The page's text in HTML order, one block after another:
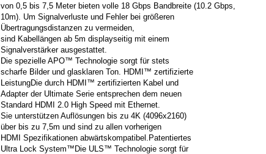
von 0,5 bis 7,5 Meter bieten volle 18 Gbps Bandbreite (10.2 Gbps,
10m). Um Signalverluste und Fehler bei größeren
Übertragungsdistanzen zu vermeiden,
sind Kabellängen ab 5m displayseitig mit einem
Signalverstärker ausgestattet.
Die spezielle APO™ Technologie sorgt für stets
scharfe Bilder und glasklaren Ton. HDMI™ zertifizierte
LeistungDie durch HDMI™ zertifizierten Kabel und
Adapter der Ultimate Serie entsprechen dem neuen
Standard HDMI 2.0 High Speed mit Ethernet.
Sie unterstützen Auflösungen bis zu 4K (4096x2160)
über bis zu 7,5m und sind zu allen vorherigen
HDMI Spezifikationen abwärtskompatibel.Patentiertes
Ultra Lock System™Die ULS™ Technologie sorgt für